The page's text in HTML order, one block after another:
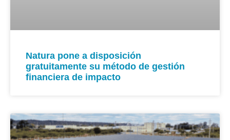
Natura pone a disposición
gratuitamente su método de gestión
financiera de impacto